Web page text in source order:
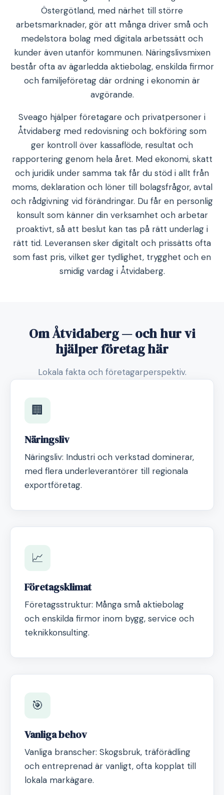
Östergötland, med närhet till större
arbetsmarknader, gör att många driver små och
medelstora bolag med digitala arbetssätt och
kunder även utanför kommunen. Näringslivsmixen
består ofta av ägarledda aktiebolag, enskilda firmor
och familjeföretag där ordning i ekonomin är
avgörande.
Sveago hjälper företagare och privatpersoner i
Åtvidaberg med redovisning och bokföring som
ger kontroll över kassaflöde, resultat och
rapportering genom hela året. Med ekonomi, skatt
och juridik under samma tak får du stöd i allt från
moms, deklaration och löner till bolagsfrågor, avtal
och rådgivning vid förändringar. Du får en personlig
konsult som känner din verksamhet och arbetar
proaktivt, så att beslut kan tas på rätt underlag i
rätt tid. Leveransen sker digitalt och prissätts ofta
som fast pris, vilket ger tydlighet, trygghet och en
smidig vardag i Åtvidaberg.
Om Åtvidaberg — och hur vi
hjälper företag här
Lokala fakta och företagarperspektiv.
🏢
Näringsliv
Näringsliv: Industri och verkstad dominerar,
med flera underleverantörer till regionala
exportföretag.
📈
Företagsklimat
Företagsstruktur: Många små aktiebolag
och enskilda firmor inom bygg, service och
teknikkonsulting.
🎯
Vanliga behov
Vanliga branscher: Skogsbruk, träförädling
och entreprenad är vanligt, ofta kopplat till
lokala markägare.